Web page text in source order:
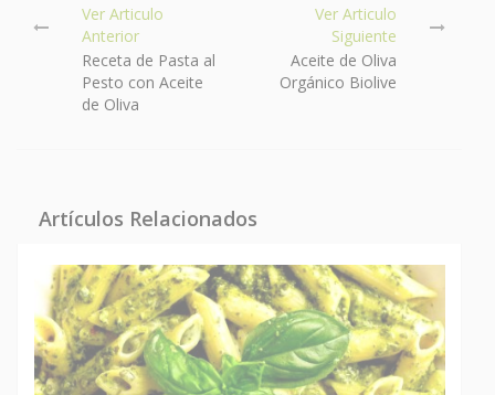
Ver Articulo
Anterior
Receta de Pasta al
Pesto con Aceite
de Oliva
Ver Articulo
Siguiente
Aceite de Oliva
Orgánico Biolive
Artículos Relacionados